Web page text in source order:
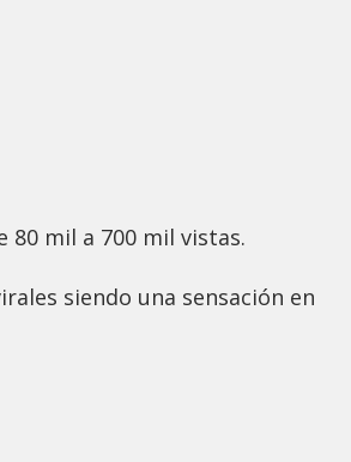
80 mil a 700 mil vistas.
siendo una sensación en